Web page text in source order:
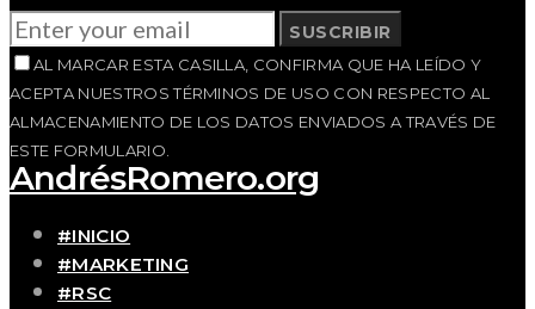
SUSCRIBIR
AL MARCAR ESTA CASILLA, CONFIRMA QUE HA LEÍDO Y
ACEPTA NUESTROS TÉRMINOS DE USO CON RESPECTO AL
ALMACENAMIENTO DE LOS DATOS ENVIADOS A TRAVÉS DE
ESTE FORMULARIO.
AndrésRomero.org
#INICIO
#MARKETING
#RSC